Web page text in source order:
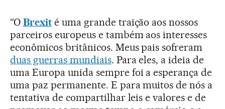
“O Brexité uma grande traição aos nossos
parceiros europeus e também aos interesses
econômicos britânicos. Meus pais sofreram
duas guerras mundiais. Para eles, a ideia de
uma Europa unida sempre foi a esperança de
uma paz permanente. E para muitos de nós a
tentativa de compartilhar leis e valores e de